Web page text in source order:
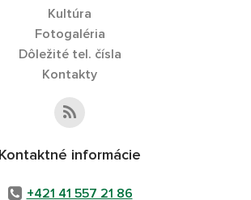
Kultúra
Fotogaléria
Dôležité tel. čísla
Kontakty
Kontaktné informácie
+421 41 557 21 86